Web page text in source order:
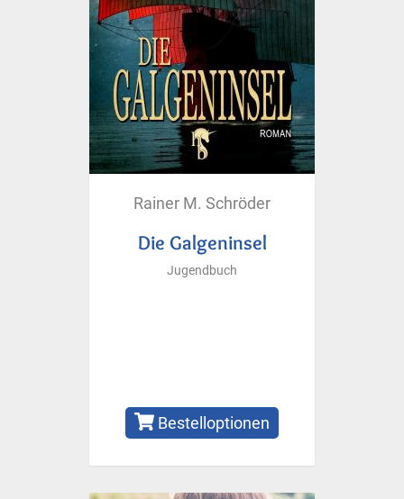
Rainer M. Schröder
Die Galgeninsel
Jugendbuch
Bestelloptionen